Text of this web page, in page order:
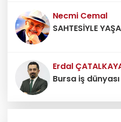
Necmi Cemal
SAHTESİYLE
Erdal
Bursa iş